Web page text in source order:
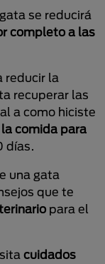
se reducirá
completo a las
reducir la
recuperar las
a como hiciste
comida para
días.
una gata
que te
para el
cuidados